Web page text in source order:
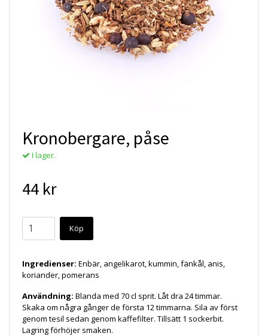
Kronobergare, påse
I lager.
44 kr
Köp
Ingredienser: Enbär, angelikarot, kummin, fänkål, anis,
koriander, pomerans
Användning: Blanda med 70 cl sprit. Låt dra 24 timmar.
Skaka om några gånger de första 12 timmarna. Sila av först
genom tesil sedan genom kaffefilter. Tillsätt 1 sockerbit.
Lagring förhöjer smaken.